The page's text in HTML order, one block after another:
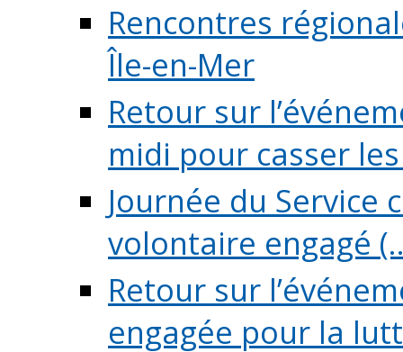
Rencontres
Île-en-Mer
Retour sur
midi pour casser les
Journée du Service
volontaire engagé
Retour sur
engagée pour la